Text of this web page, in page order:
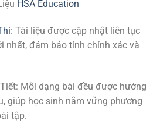
HSA Education
: Tài liệu được cập nhật liên tục
nhất, đảm bảo tính chính xác và
Mỗi dạng bài đều được hướng
giúp học sinh nắm vững phương
tập.